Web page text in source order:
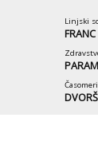
Linjski